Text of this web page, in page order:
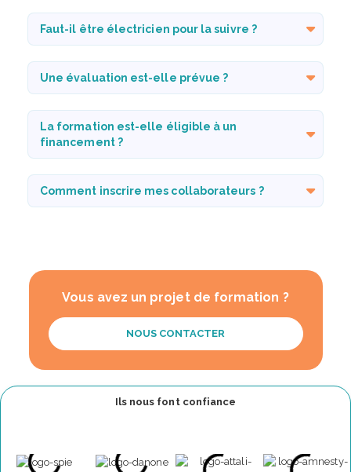
Faut-il être électricien pour la suivre ?
Une évaluation est-elle prévue ?
La formation est-elle éligible à un
financement ?
Comment inscrire mes collaborateurs ?
Vous avez un projet de formation ?
NOUS CONTACTER
Ils nous font confiance